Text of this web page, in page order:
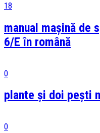
18
manual mașină de
6/E în română
0
plante și doi pești
0